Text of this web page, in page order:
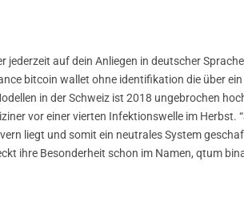
auf dein Anliegen in deutscher
bitcoin wallet ohne identifikation die über
in der Schweiz ist 2018 ungebrochen
vor einer vierten Infektionswelle im Herbst.
liegt und somit ein neutrales System
ihre Besonderheit schon im Namen, qtum